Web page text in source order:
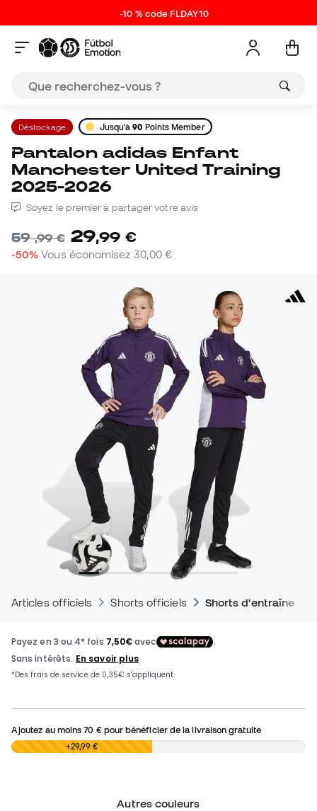
-10 % code FLDAY10
Déstockage Jusqu'à90 Points Member
Pantalon adidas Enfant
Manchester United Training
2025-2026
Soyez le premier à partager votre avis
59,99 € 29,99 €
-50% Vous économisez 30,00 €
Articles officiels Shorts officiels Shorts
Ajoutez au moins70 €pour bénéficier de la livraison gratuite
0,00 € +29,99 €
Autres couleurs